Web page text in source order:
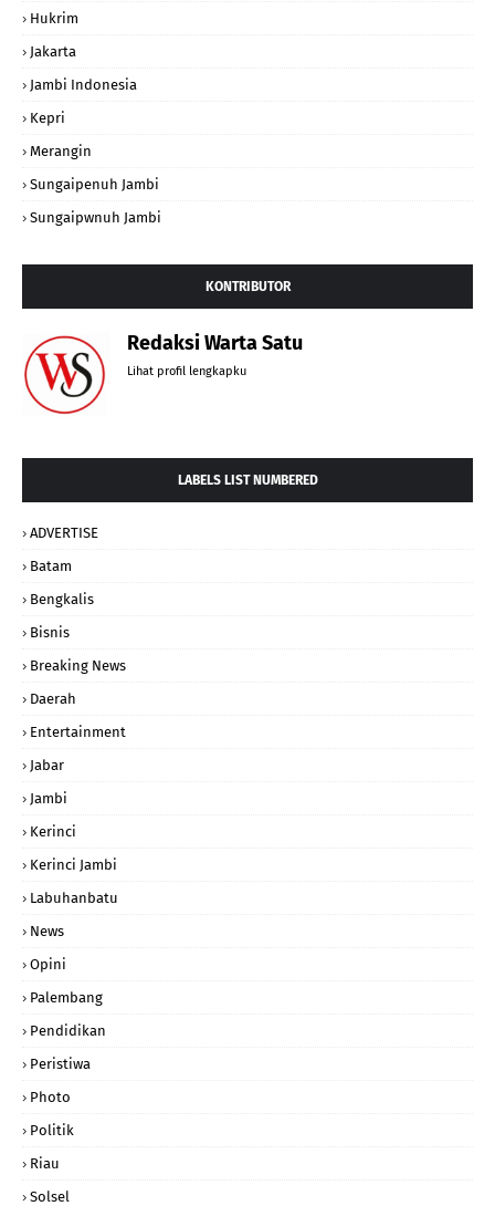
Hukrim
Jakarta
Jambi Indonesia
Kepri
Merangin
Sungaipenuh Jambi
Sungaipwnuh Jambi
KONTRIBUTOR
Redaksi Warta Satu
Lihat profil lengkapku
LABELS LIST NUMBERED
ADVERTISE
Batam
Bengkalis
Bisnis
Breaking News
Daerah
Entertainment
Jabar
Jambi
Kerinci
Kerinci Jambi
Labuhanbatu
News
Opini
Palembang
Pendidikan
Peristiwa
Photo
Politik
Riau
Solsel